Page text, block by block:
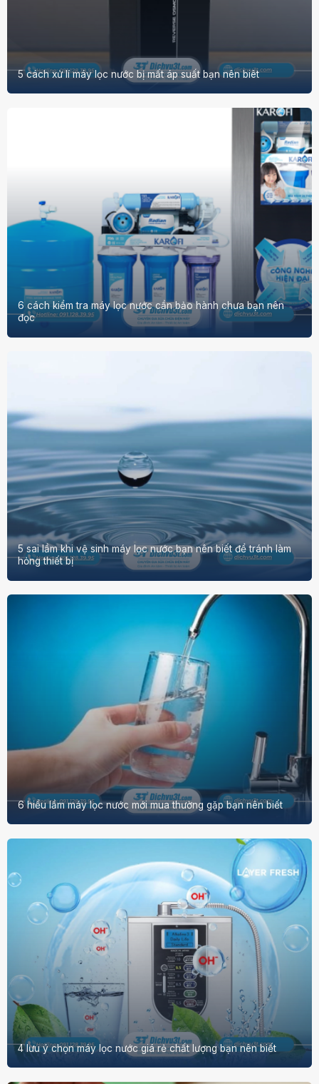
5 cách xử lí máy lọc nước bị mất áp suất bạn nên biêt
6 cách kiểm tra máy lọc nước cần bảo hành chưa bạn nên
đọc
5 sai lầm khi vệ sinh máy lọc nước bạn nên biết để tránh làm
hỏng thiết bị
6 hiểu lầm máy lọc nước mới mua thường gặp bạn nên biết
4 lưu ý chọn máy lọc nước giá rẻ chất lượng bạn nên biết